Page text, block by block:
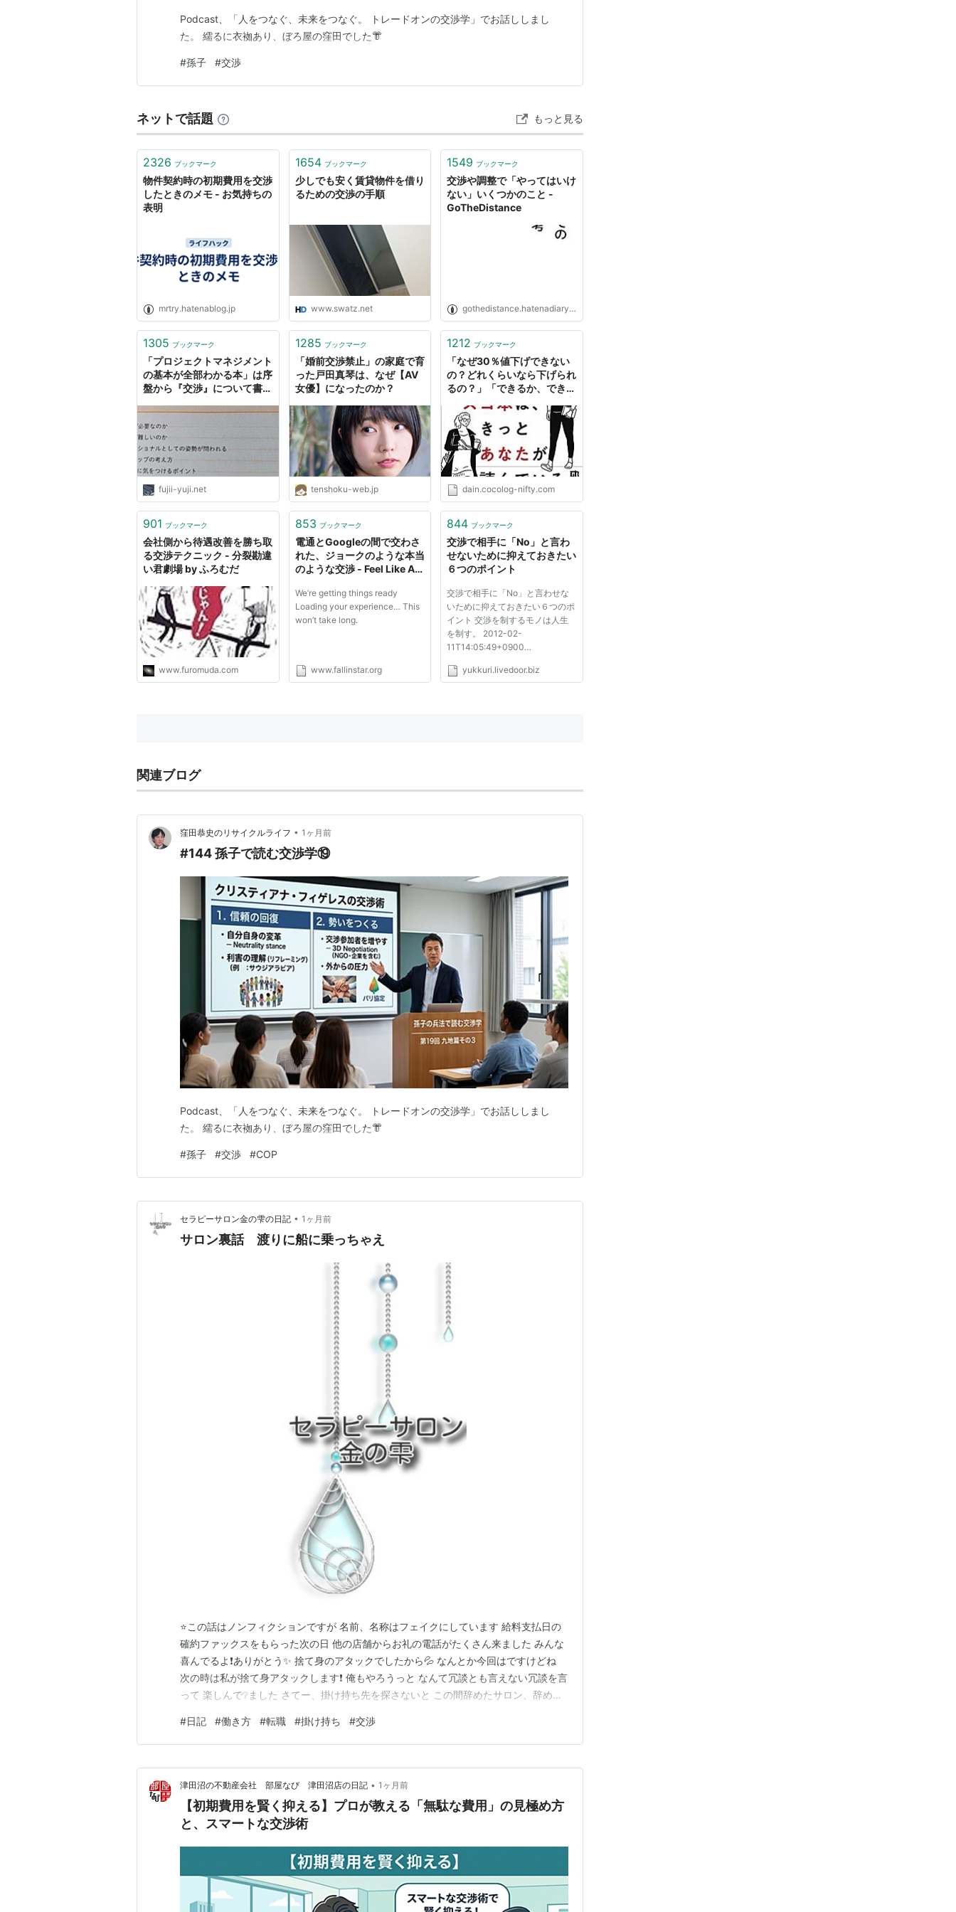
Podcast、「人をつなぐ、未来をつなぐ。 トレードオンの交渉学」でお話ししまし
た。 繻るに衣袽あり、ぼろ屋の窪田でした👘
#孫子 #交渉
ネットで話題 もっと見る
2326 ブックマーク
物件契約時の初期費用を交渉
したときのメモ - お気持ちの
表明
mrtry.hatenablog.jp
1654 ブックマーク
少しでも安く賃貸物件を借り
るための交渉の手順
www.swatz.net
1549 ブックマーク
交渉や調整で「やってはいけ
ない」いくつかのこと -
GoTheDistance
gothedistance.hatenadiary.jp
1305 ブックマーク
「プロジェクトマネジメント
の基本が全部わかる本」は序
盤から『交渉』について書い
フジイユウジ::ドットネット
fujii-yuji.net
1285 ブックマーク
「婚前交渉禁止」の家庭で育
った戸田真琴は、なぜ【AV
女優】になったのか？
tenshoku-web.jp
1212 ブックマーク
「なぜ30％値下げできない
の？どれくらいなら下げられ
るの？」「できるか、できな
圧的に言われたらどうする
か？『戦略的交渉入門』
dain.cocolog-nifty.com
901 ブックマーク
会社側から待遇改善を勝ち取
る交渉テクニック - 分裂勘違
い君劇場 by ふろむだ
www.furomuda.com
853 ブックマーク
電通とGoogleの間で交わさ
れた、ジョークのような本当
のような交渉 - Feel Like A
We’re getting things ready
Loading your experience… This
won’t take long.
www.fallinstar.org
844 ブックマーク
交渉で相手に「No」と言わ
せないために抑えておきたい
６つのポイント
交渉で相手に「No」と言わせな
いために抑えておきたい６つのポ
イント 交渉を制するモノは人生
を制す。 2012-02-
11T14:05:49+0900
りしていってね!!-ゆっくりライフ
yukkuri.livedoor.biz
関連ブログ
窪田恭史のリサイクルライフ • 1ヶ月前
#144 孫子で読む交渉学⑲
Podcast、「人をつなぐ、未来をつなぐ。 トレードオンの交渉学」でお話ししまし
た。 繻るに衣袽あり、ぼろ屋の窪田でした👘
#孫子 #交渉 #COP
セラピーサロン金の雫の日記 • 1ヶ月前
サロン裏話 渡りに船に乗っちゃえ
⭐この話はノンフィクションですが 名前、名称はフェイクにしています 給料支払日の
確約ファックスをもらった次の日 他の店舗からお礼の電話がたくさん来ました みんな
喜んでるよ❗️ありがとう✨ 捨て身のアタックでしたから💦 なんとか今回はですけどね
次の時は私が捨て身アタックします❗️ 俺もやろうっと なんて冗談とも言えない冗談を言
って 楽しんで❔ました さてー、掛け持ち先を探さないと この間辞めたサロン、辞めな
えられない 今の掛け持ち先が 週5日にシフト増やせたらなぁ モヤモヤしながら掛け持
ち先へ行くと キタキター🌟 …
#日記 #働き方 #転職 #掛け持ち #交渉
津田沼の不動産会社 部屋なび 津田沼店の日記 • 1ヶ月前
【初期費用を賢く抑える】プロが教える「無駄な費用」の見極め方
と、スマートな交渉術